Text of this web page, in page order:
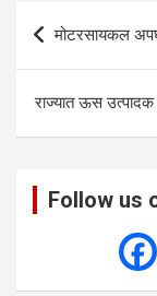
Post
navigation
मोटरसायकल
राज्यात ऊस
Follow us